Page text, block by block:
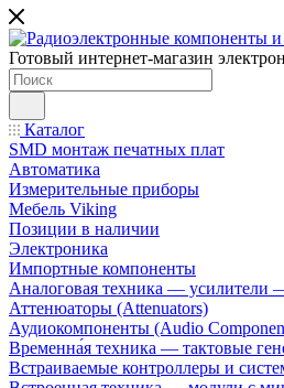
Готовый интернет-магазин
Каталог
SMD монтаж печатных плат
Автоматика
Измерительные приборы
Мебель Viking
Позиции в наличии
Электроника
Импортные компоненты
Аналоговая техника —
Аттенюаторы (Attenuators)
Аудиокомпоненты (Audio
Временна́я техника — тактовые
Встраиваемые контроллеры и